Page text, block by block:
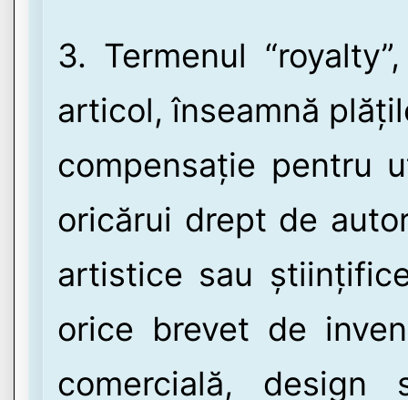
3. Termenul
articol, înseamnă
compensație pentru
oricărui drept de
artistice sau
orice brevet de
comercială, design